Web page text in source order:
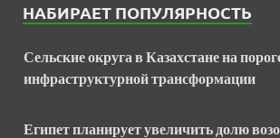
НАБИРАЕТ ПОПУЛЯРНОСТЬ
Сельские округа в Казахстане на
инфраструктурной трансформации
Египет планирует увеличить долю